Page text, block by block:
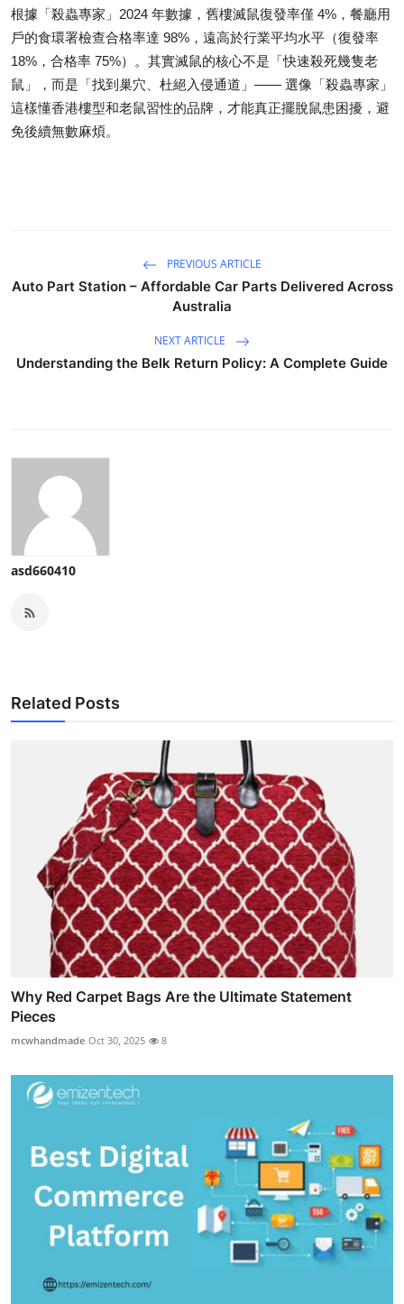
根據「殺蟲專家」2024 年數據，舊樓滅鼠復發率僅 4%，餐廳用
戶的食環署檢查合格率達 98%，遠高於行業平均水平（復發率
18%，合格率 75%）。其實滅鼠的核心不是「快速殺死幾隻老
鼠」，而是「找到巢穴、杜絕入侵通道」—— 選像「殺蟲專家」
這樣懂香港樓型和老鼠習性的品牌，才能真正擺脫鼠患困擾，避
免後續無數麻煩。
PREVIOUS ARTICLE
Auto Part Station – Affordable Car Parts Delivered Across
Australia
NEXT ARTICLE
Understanding the Belk Return Policy: A Complete Guide
asd660410
Related Posts
Why Red Carpet Bags Are the Ultimate Statement
Pieces
mcwhandmade Oct 30, 2025 8